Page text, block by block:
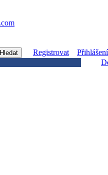
Registrovat
Přihlášení